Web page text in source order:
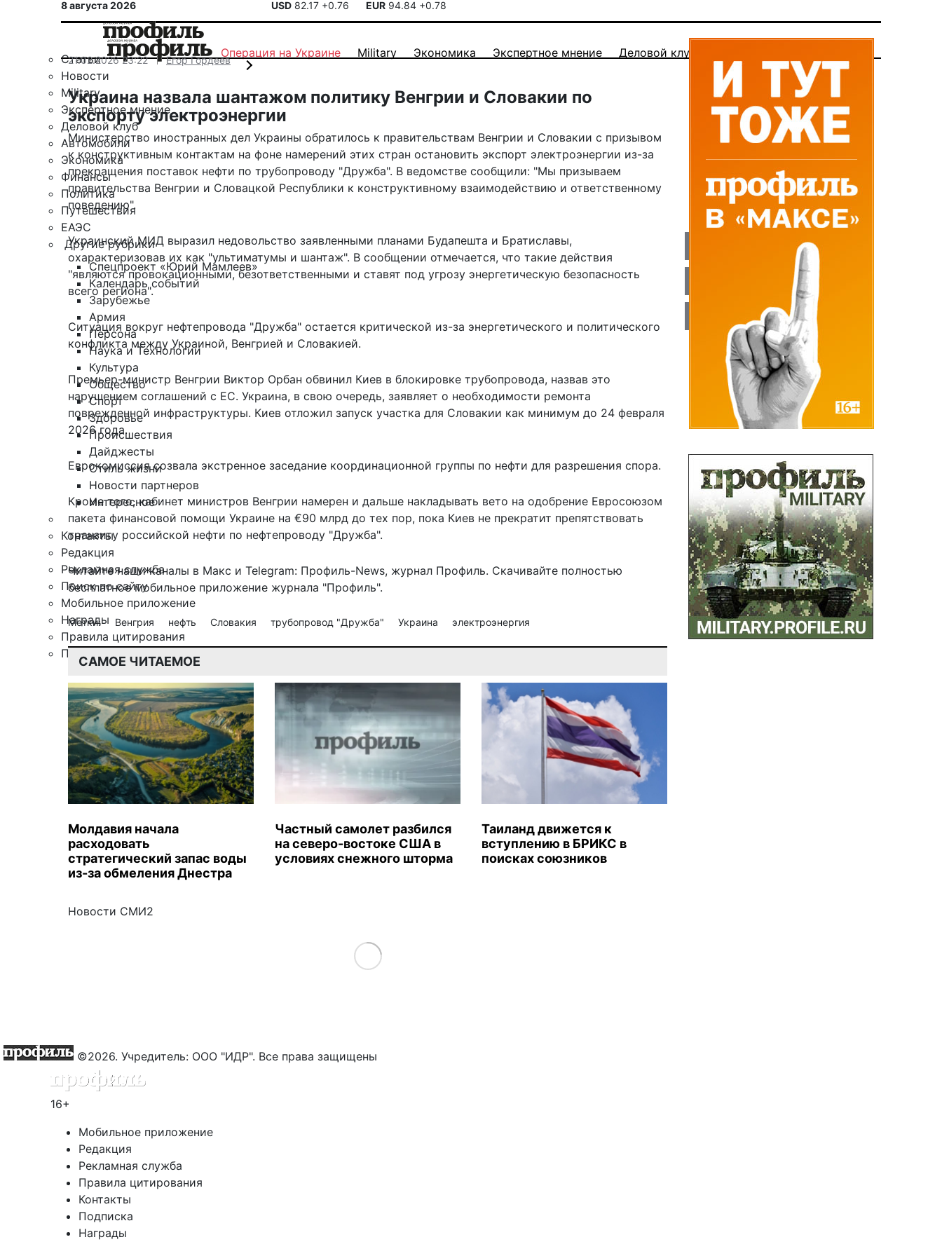
8 августа 2026 USD 82.17 +0.76 EUR 94.84 +0.78
Статьи
Новости
Military
Экспертное мнение
Деловой клуб
Автомобили
Экономика
Финансы
Политика
Путешествия
ЕАЭС
Другие рубрики
Спецпроект «Юрий Мамлеев»
Календарь событий
Зарубежье
Армия
Персона
Наука и Технологии
Культура
Общество
Спорт
Здоровье
Происшествия
Дайджесты
Стиль жизни
Новости партнеров
Интересное
Контакты
Редакция
Рекламная служба
Поиск по сайту
Мобильное приложение
Награды
Правила цитирования
Подписка
Операция на Украине Military Экономика Экспертное мнение Деловой клуб
21.02.2026 23:22 Егор Гордеев
Украина назвала шантажом политику Венгрии и Словакии по
экспорту электроэнергии
Министерство иностранных дел Украины обратилось к правительствам Венгрии и Словакии с призывом
к конструктивным контактам на фоне намерений этих стран остановить экспорт электроэнергии из-за
прекращения поставок нефти по трубопроводу "Дружба". В ведомстве сообщили: "Мы призываем
правительства Венгрии и Словацкой Республики к конструктивному взаимодействию и ответственному
поведению".
Украинский МИД выразил недовольство заявленными планами Будапешта и Братиславы,
охарактеризовав их как "ультиматумы и шантаж". В сообщении отмечается, что такие действия
"являются провокационными, безответственными и ставят под угрозу энергетическую безопасность
всего региона".
Ситуация вокруг нефтепровода "Дружба" остается критической из-за энергетического и политического
конфликта между Украиной, Венгрией и Словакией.
Премьер-министр Венгрии Виктор Орбан обвинил Киев в блокировке трубопровода, назвав это
нарушением соглашений с ЕС. Украина, в свою очередь, заявляет о необходимости ремонта
поврежденной инфраструктуры. Киев отложил запуск участка для Словакии как минимум до 24 февраля
2026 года.
Еврокомиссия созвала экстренное заседание координационной группы по нефти для разрешения спора.
Кроме того, кабинет министров Венгрии намерен и дальше накладывать вето на одобрение Евросоюзом
пакета финансовой помощи Украине на €90 млрд до тех пор, пока Киев не прекратит препятствовать
транзиту российской нефти по нефтепроводу "Дружба".
Читайте наши каналы в Макс и Telegram: Профиль-News, журнал Профиль. Скачивайте полностью
бесплатное мобильное приложение журнала "Профиль".
Метки: Венгрия нефть Словакия трубопровод "Дружба" Украина электроэнергия
САМОЕ ЧИТАЕМОЕ
Молдавия начала
расходовать
стратегический запас воды
из-за обмеления Днестра
Частный самолет разбился
на северо-востоке США в
условиях снежного шторма
Таиланд движется к
вступлению в БРИКС в
поисках союзников
Новости СМИ2
Load More
©2026. Учредитель: ООО "ИДР". Все права защищены
16+
Мобильное приложение
Редакция
Рекламная служба
Правила цитирования
Контакты
Подписка
Награды